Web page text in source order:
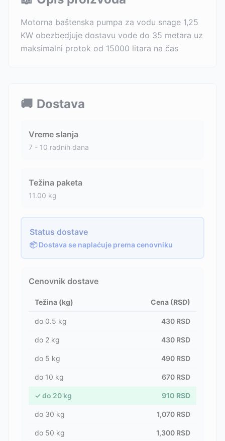
Motorna baštenska pumpa za vodu snage 1,25
KW obezbedjuje dostavu vode do 35 metara uz
maksimalni protok od 15000 litara na čas
🚚 Dostava
Vreme slanja
7 - 10 radnih dana
Težina paketa
11.00 kg
Status dostave
📦 Dostava se naplaćuje prema cenovniku
Cenovnik dostave
Težina (kg) Cena (RSD)
do 0.5 kg 430 RSD
do 2 kg 430 RSD
do 5 kg 490 RSD
do 10 kg 670 RSD
✓ do 20 kg 910 RSD
do 30 kg 1,070 RSD
do 50 kg 1,300 RSD